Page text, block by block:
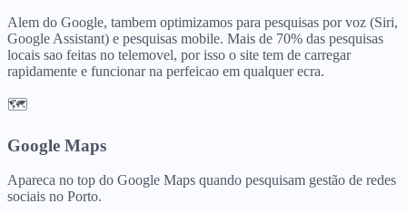
Alem do Google, tambem optimizamos para pesquisas por voz (Siri,
Google Assistant) e pesquisas mobile. Mais de 70% das pesquisas
locais sao feitas no telemovel, por isso o site tem de carregar
rapidamente e funcionar na perfeicao em qualquer ecra.
🗺️
Google Maps
Apareca no top do Google Maps quando pesquisam gestão de redes
sociais no Porto.